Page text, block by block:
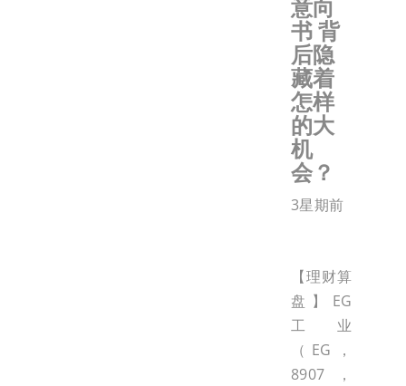
意向
书 背
后隐
藏着
怎样
的大
机
会？
3星期前
【理财算
盘】EG
工业
（EG，
8907，